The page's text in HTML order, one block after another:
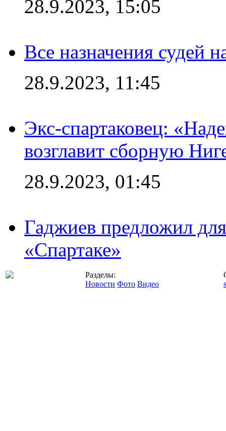
28.9.2023, 15:05
Все назначения судей
28.9.2023, 11:45
Экс-спартаковец:
возглавит сборную
28.9.2023, 01:45
Гаджиев предложил
«Спартаке»
Разделы:
Новости Фото Видео